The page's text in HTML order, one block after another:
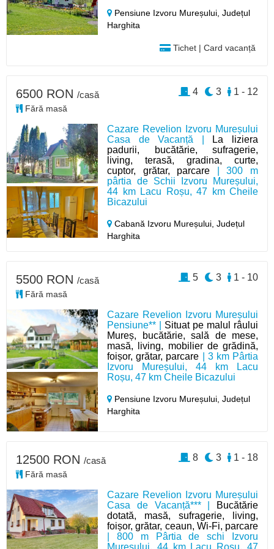
Pensiune Izvoru Mureșului,Județul
Harghita
Tichet | Card vacanță
Cazare Revelion Izvoru Mureșului
Casa de Vacanță |
La liziera
padurii, bucătărie, sufragerie,
living, terasă, gradina, curte,
cuptor, grătar, parcare | 300 m
pârtia de Schii Izvoru Mureșului,
44 km Lacu Roșu, 47 km Cheile
Bicazului
Cabană Izvoru Mureșului,Județul
Harghita
6500 RON /casă
Fără masă
1 - 12
3
4
Cazare Revelion Izvoru Mureșului
Pensiune** | Situat pe malul râului
Mureș, bucătărie, sală de mese,
masă, living, mobilier de grădină,
foișor, grătar, parcare | 3 km Pârtia
Izvoru Mureșului, 44 km Lacu
Roșu, 47 km Cheile Bicazului
Pensiune Izvoru Mureșului,Județul
Harghita
5500 RON /casă
Fără masă
1 - 10
3
5
Cazare Revelion Izvoru Mureșului
Casa de Vacanță*** |
Bucătărie
dotată, masă, sufragerie, living,
foișor, grătar, ceaun, Wi-Fi, parcare
| 800 m Pârtia de schi Izvoru
Mureșului, 44 km Lacu Roșu, 47
12500 RON /casă
Fără masă
1 - 18
3
8